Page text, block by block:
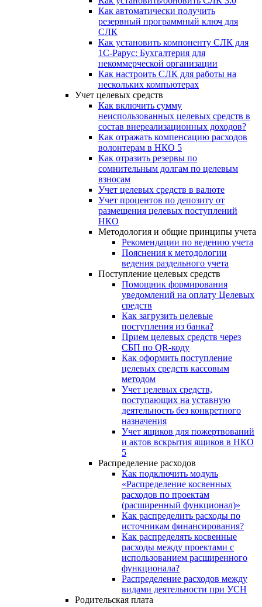
Как автоматически получить
резервный программный ключ для
СЛК
Как установить компоненту СЛК для
1С-Рарус: Бухгалтерия для
некоммерческой организации
Как настроить СЛК для работы на
нескольких компьютерах
Учет целевых средств
Как включить сумму
неиспользованных целевых средств в
состав внереализационных доходов?
Как отражать компенсацию расходов
волонтерам в НКО 5
Как отразить резервы по
сомнительным долгам по целевым
взносам
Учет целевых средств в валюте
Учет процентов по депозиту от
размещения целевых поступлений
НКО
Методология и общие принципы учета
Рекомендации по ведению учета
Пояснения к методологии
ведения раздельного учета
Поступление целевых средств
Помощник формирования
уведомлений на оплату Целевых
средств
Как загрузить целевые
поступления из банка?
Прием целевых средств через
СБП по QR-коду
Как оформить поступление
целевых средств кассовым
методом
Учет целевых средств,
поступающих на уставную
деятельность без конкретного
назначения
Учет ящиков для пожертвований
и актов вскрытия ящиков в НКО
5
Распределение расходов
Как подключить модуль
«Распределение косвенных
расходов по проектам
(расширенный функционал)»
Как распределить расходы по
источникам финансирования?
Как распределять косвенные
расходы между проектами с
использованием расширенного
функционала?
Распределение расходов между
видами деятельности при УСН
Родительская плата